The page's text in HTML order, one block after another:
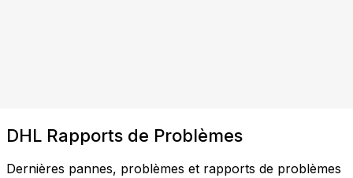
DHL Rapports de Problèmes
Dernières pannes, problèmes et rapports de problèmes